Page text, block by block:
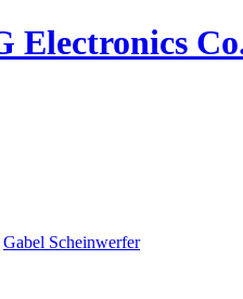
Gabel Scheinwerfer